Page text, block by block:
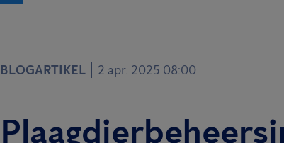
BLOGARTIKEL 2 apr. 2025 08:00